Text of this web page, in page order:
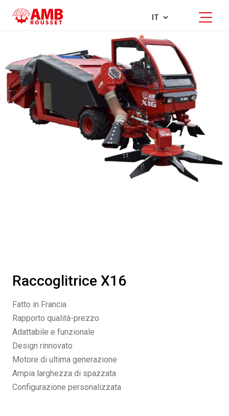
Raccoglitrice X16
Fatto in Francia
Rapporto qualità-prezzo
Adattabile e funzionale
Design rinnovato
Motore di ultima generazione
Ampia larghezza di spazzata
Configurazione personalizzata